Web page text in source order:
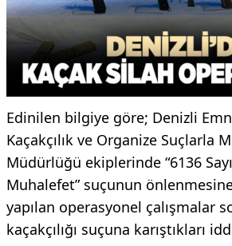
Edinilen bilgiye göre; Denizli
Kaçakçılık ve Organize Suçlarla
Müdürlüğü ekiplerinde “6136
Muhalefet” suçunun
yapılan operasyonel çalışmalar
kaçakçılığı suçuna karıştıkları